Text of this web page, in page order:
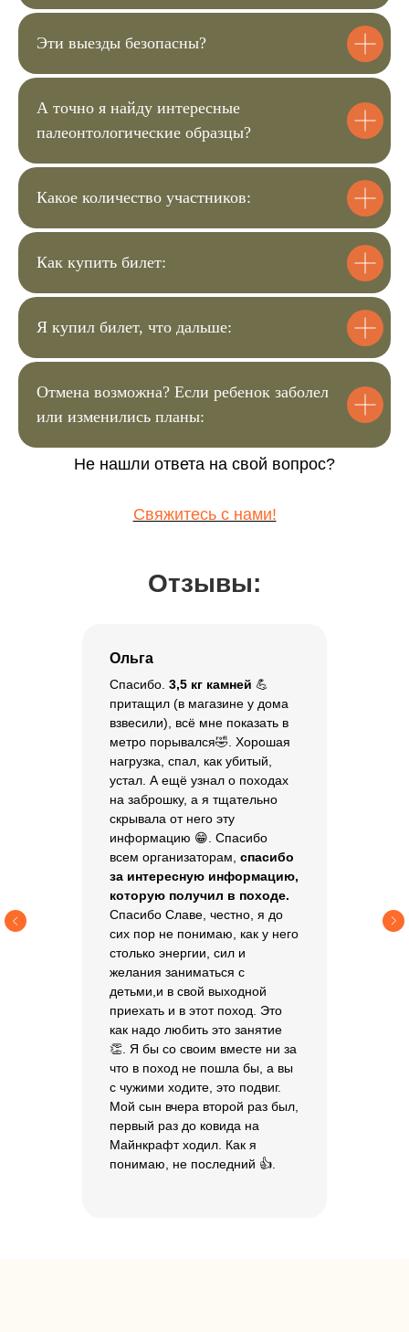
Эти выезды безопасны?
А точно я найду интересные
палеонтологические образцы?
Какое количество участников:
Как купить билет:
Я купил билет, что дальше:
Отмена возможна? Если ребенок заболел
или изменились планы:
Не нашли ответа на свой вопрос?
Свяжитесь с нами!
Отзывы:
Ольга
Спасибо. 3,5 кг камней 💪
притащил (в магазине у дома
взвесили), всё мне показать в
метро порывался🤣. Хорошая
нагрузка, спал, как убитый,
устал. А ещё узнал о походах
на заброшку, а я тщательно
скрывала от него эту
информацию 😁. Спасибо
всем организаторам, спасибо
за интересную информацию,
которую получил в походе.
Спасибо Славе, честно, я до
сих пор не понимаю, как у него
столько энергии, сил и
желания заниматься с
детьми,и в свой выходной
приехать и в этот поход. Это
как надо любить это занятие
👏. Я бы со своим вместе ни за
что в поход не пошла бы, а вы
с чужими ходите, это подвиг.
Мой сын вчера второй раз был,
первый раз до ковида на
Майнкрафт ходил. Как я
понимаю, не последний 👍.
Затем вы сможете оплатить билеты.
Мы с вами свяжемся для уточнения
Чек пришлём на почту, а
Купить билет
Хотите задать
вопрос или
забронировать
место?
Вы можете оставить заявку
или позвонить по номеру+7
925 058 35 83
Бронь действует 48 часов.